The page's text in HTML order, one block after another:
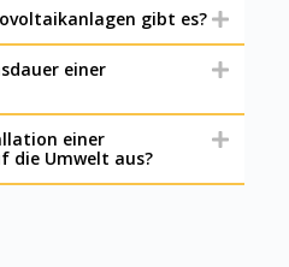
gibt es?
einer
einer
die Umwelt aus?